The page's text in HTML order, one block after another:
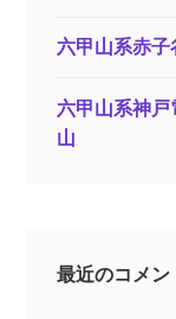
六甲山系赤
六甲山系神
山
最近のコメン